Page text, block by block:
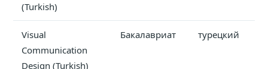
(Turkish)
Visual
Communication
Design (Turkish)
Бакалавриат турецкий